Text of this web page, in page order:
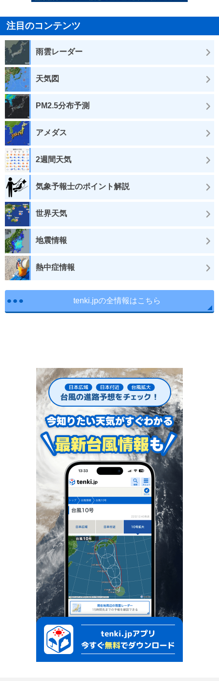
注目のコンテンツ
雨雲レーダー
天気図
PM2.5分布予測
アメダス
2週間天気
気象予報士のポイント解説
世界天気
地震情報
熱中症情報
tenki.jpの全情報はこちら